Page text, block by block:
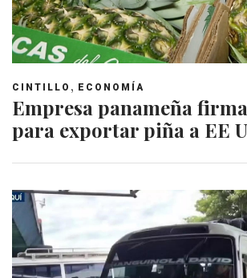
CINTILLO , ECONOMÍA
Empresa panameña
para exportar piña a EE